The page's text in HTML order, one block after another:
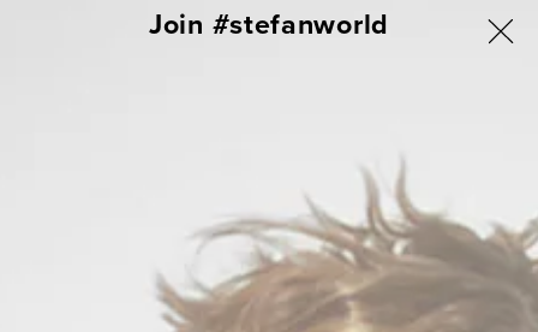
ΓΙΑ ΟΛΗ ΤΗΝ ΕΛΛΑΔΑ ΔΩΡΕΑΝ ΑΠΟΣΤΟΛΗ & ΑΛΛΑΓΗ
Join #stefanworld
DOGS